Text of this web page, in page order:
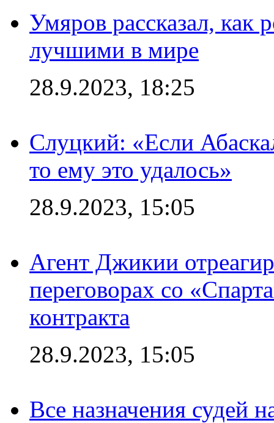
Умяров рассказал, как
лучшими в мире
28.9.2023, 18:25
Слуцкий: «Если
то ему это удалось»
28.9.2023, 15:05
Агент Джикии
переговорах со
контракта
28.9.2023, 15:05
Все назначения судей